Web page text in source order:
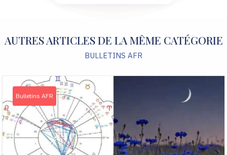
AUTRES ARTICLES DE LA MÊME CATÉGORIE
BULLETINS AFR
Bulletins AFR